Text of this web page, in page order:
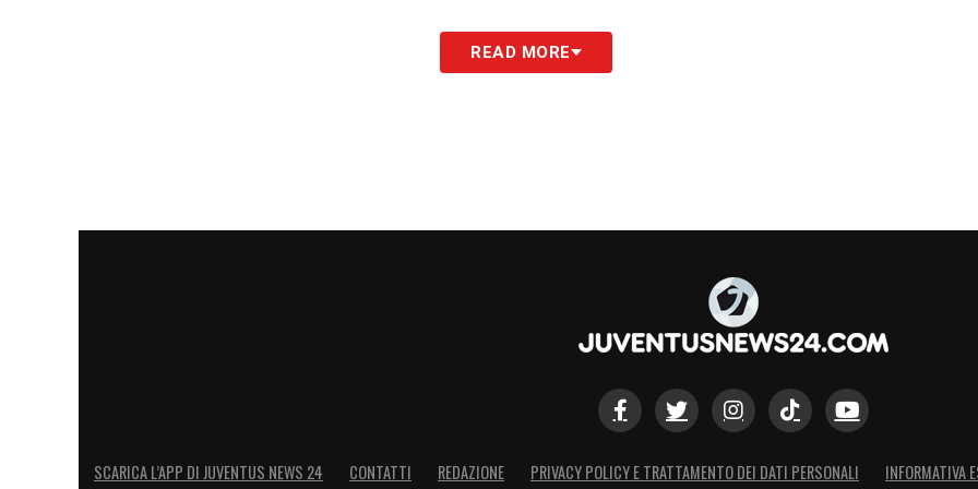
READ MORE
SCARICA L’APP DI JUVENTUS NEWS 24 CONTATTI REDAZIONE PRIVACY POLICY E TRATTAMENTO DEI DATI PERSONALI INFORMATIVA